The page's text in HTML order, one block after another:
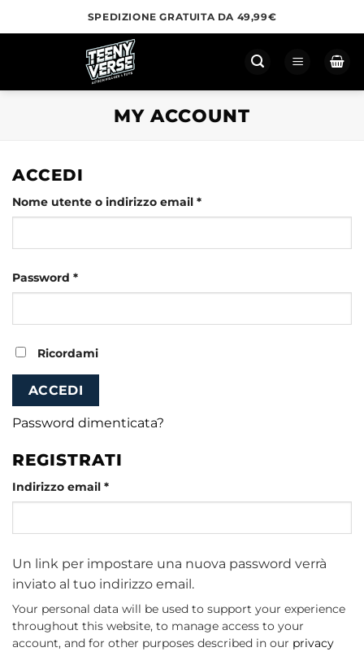
ai
SPEDIZIONE GRATUITA DA 49,99€
MY ACCOUNT
ACCEDI
Nome utente o indirizzo email *Richiesto
Password *Richiesto
Ricordami
ACCEDI
Password dimenticata?
REGISTRATI
Indirizzo email *Richiesto
Un link per impostare una nuova password verrà
inviato al tuo indirizzo email.
Your personal data will be used to support your experience
throughout this website, to manage access to your
account, and for other purposes described in our privacy